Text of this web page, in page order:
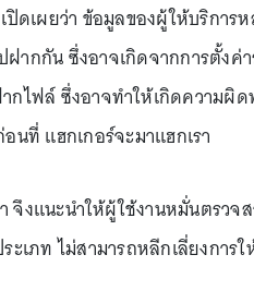
ปิดเผยว่า ข้อมูลของผู้ให้บริกา
ากกัน ซึ่งอาจเกิดจากการตั้งค่
กไฟล์ ซึ่งอาจทำให้เกิดความ
นที่ แฮกเกอร์จะมาแฮกเรา
งแนะนำให้ผู้ใช้งานหมั่นตรวจ
ะเภท ไม่สามารถหลีกเลี่ยงกา